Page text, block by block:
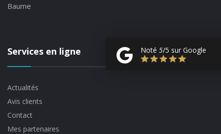
Baume
Services en ligne
Actualités
Avis clients
Contact
Mes partenaires
Noté 5/5 sur Google